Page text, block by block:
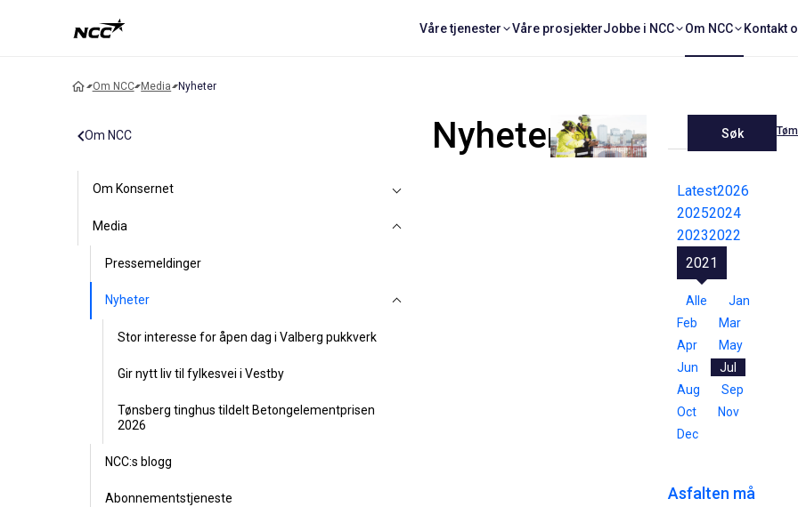
Våre tjenester Våre prosjekterJobbe i NCC Om NCC Kontakt
Om NCC Media Nyheter
Om NCC
Om Konsernet
Media
Pressemeldinger
Nyheter
Stor interesse for åpen dag i Valberg pukkverk
Gir nytt liv til fylkesvei i Vestby
Tønsberg tinghus tildelt Betongelementprisen
2026
NCC:s blogg
Abonnementstjeneste
Nyheter Søk
Latest2026
20252024
20232022
2021
Alle
Jan
Feb
Mar
Apr
May
Jun
Jul
Aug
Sep
Oct
Nov
Dec
Asfalten må